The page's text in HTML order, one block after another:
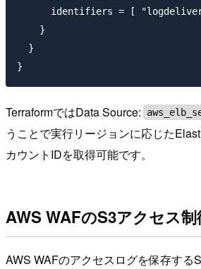
identifiers = [
    }
  }
TerraformではData Source:
うことで実行リージョンに応じた
カウントIDを取得可能です。
AWS WAFのS3アクセス制
AWS WAFのアクセスログを保存する